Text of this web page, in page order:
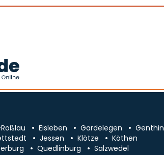
Eisleben Gardelegen
Genthin
Jessen Klötze
Köthen
Quedlinburg
Salzwedel